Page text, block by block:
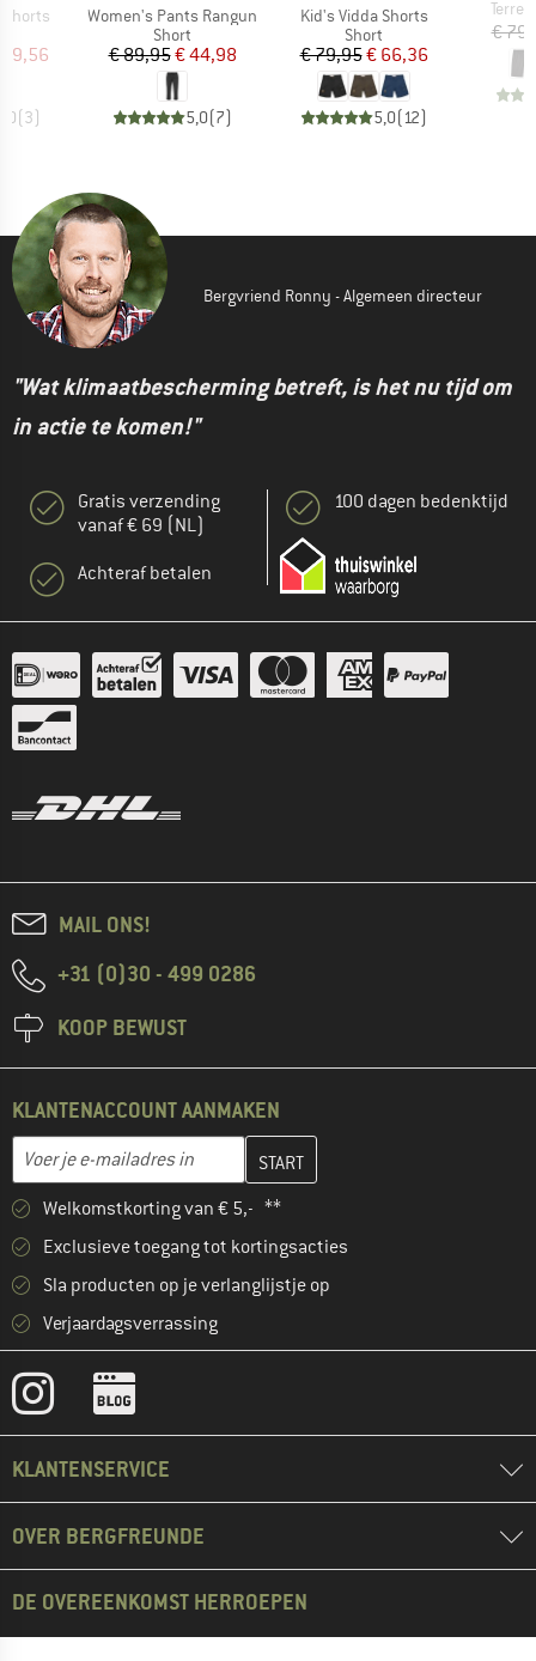
Shorts
prijs
(3)
Artikel
Women's Pants Rangun
Productgroep
Short
Prijs
€ 89,95Verlaagde prijs
€ 44,98
5,0(7)
Artikel
Kid's Vidda Shorts
Productgroep
Short
Prijs
€ 79,95Verlaagde prijs
€ 66,36
5,0(12)
Artikel
€
Bergvriend Ronny - Algemeen directeur
"Wat klimaatbescherming betreft, is het nu tijd om
in actie te komen!"
Gratis verzending
vanaf € 69 (NL)
Achteraf betalen
100 dagen bedenktijd
MAIL ONS!
+31 (0)30 - 499 0286
KOOP BEWUST
KLANTENACCOUNT AANMAKEN
E-mailadres
Vul je e-mailadres hier in en maak in de volgende stap je
Welkomstkorting van € 5,- **
Exclusieve toegang tot kortingsacties
Sla producten op je verlanglijstje op
Verjaardagsverrassing
KLANTENSERVICE
OVER BERGFREUNDE
DE OVEREENKOMST HERROEPEN